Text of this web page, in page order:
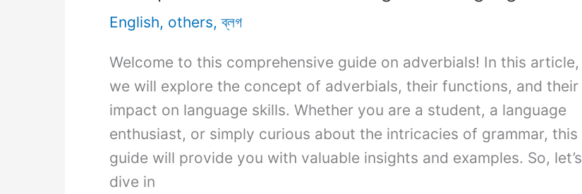
English, others,ব্লগ
Welcome to this comprehensive guide on adverbials! In this article,
we will explore the concept of adverbials, their functions, and their
impact on language skills. Whether you are a student, a language
enthusiast, or simply curious about the intricacies of grammar, this
guide will provide you with valuable insights and examples. So, let’s
dive in